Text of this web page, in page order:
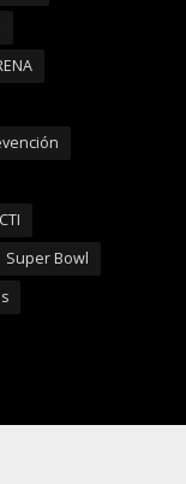
Super Bowl